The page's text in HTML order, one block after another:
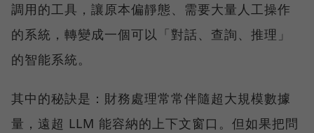
調用的工具，讓原本偏靜態、需要大量人工操作
的系統，轉變成一個可以「對話、查詢、推理」
的智能系統。
其中的秘訣是：財務處理常常伴隨超大規模數據
量，遠超 LLM 能容納的上下文窗口。但如果把問